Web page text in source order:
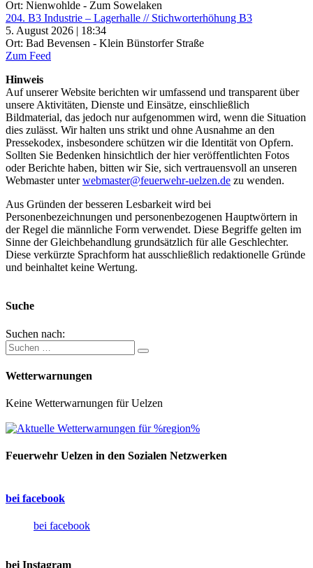
Ort: Nienwohlde - Zum Sowelaken
204. B3 Industrie – Lagerhalle // Stichworterhöhung B3
5. August 2026 | 18:34
Ort: Bad Bevensen - Klein Bünstorfer Straße
Zum Feed
Hinweis
Auf unserer Website berichten wir umfassend und transparent über
unsere Aktivitäten, Dienste und Einsätze, einschließlich
Bildmaterial, das jedoch nur aufgenommen wird, wenn die Situation
dies zulässt. Wir halten uns strikt und ohne Ausnahme an den
Pressekodex, insbesondere schützen wir die Identität von Opfern.
Sollten Sie Bedenken hinsichtlich der hier veröffentlichten Fotos
oder Berichte haben, bitten wir Sie, sich vertrauensvoll an unseren
Webmaster unterwebmaster@feuerwehr-uelzen.de zu wenden.
Aus Gründen der besseren Lesbarkeit wird bei
Personenbezeichnungen und personenbezogenen Hauptwörtern in
der Regel die männliche Form verwendet. Diese Begriffe gelten im
Sinne der Gleichbehandlung grundsätzlich für alle Geschlechter.
Diese verkürzte Sprachform hat ausschließlich redaktionelle Gründe
und beinhaltet keine Wertung.
Suche
Suchen nach:
Wetterwarnungen
Keine Wetterwarnungen für Uelzen
Feuerwehr Uelzen in den Sozialen Netzwerken
bei facebook
bei facebook
bei Instagram